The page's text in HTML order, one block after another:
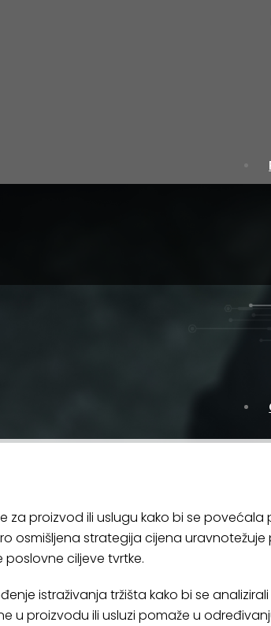
proizvod ili uslugu kako bi se
osmišljena strategija cijena
ciljeve tvrtke.
istraživanja tržišta kako bi se
u proizvodu ili usluzi pomaže u